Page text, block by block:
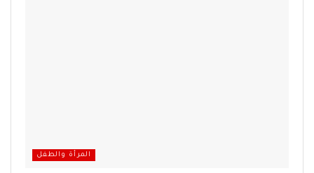
المرأة والطفل